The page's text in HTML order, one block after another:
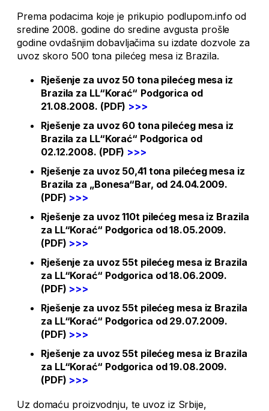
Prema podacima koje je prikupio podlupom.info od
sredine 2008. godine do sredine avgusta prošle
godine ovdašnjim dobavljačima su izdate dozvole za
uvoz skoro 500 tona pilećeg mesa iz Brazila.
Rješenje za uvoz 50 tona pilećeg mesa iz
Brazila za LL“Korać“ Podgorica od
21.08.2008. (PDF) >>>
Rješenje za uvoz 60 tona pilećeg mesa iz
Brazila za LL“Korać“ Podgorica od
02.12.2008. (PDF) >>>
Rješenje za uvoz 50,41 tona pilećeg mesa iz
Brazila za „Bonesa“Bar, od 24.04.2009.
(PDF) >>>
Rješenje za uvoz 110t pilećeg mesa iz Brazila
za LL“Korać“ Podgorica od 18.05.2009.
(PDF) >>>
Rješenje za uvoz 55t pilećeg mesa iz Brazila
za LL“Korać“ Podgorica od 18.06.2009.
(PDF) >>>
Rješenje za uvoz 55t pilećeg mesa iz Brazila
za LL“Korać“ Podgorica od 29.07.2009.
(PDF) >>>
Rješenje za uvoz 55t pilećeg mesa iz Brazila
za LL“Korać“ Podgorica od 19.08.2009.
(PDF) >>>
Uz domaću proizvodnju, te uvoz iz Srbije,